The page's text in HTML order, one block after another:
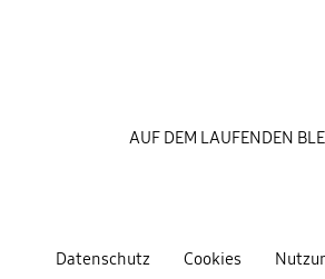
Datenschutz Cookies
AUF DEM LAUFENDEN